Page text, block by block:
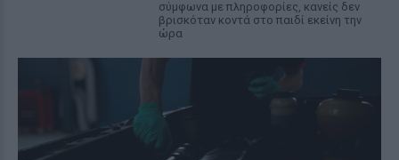
σύμφωνα με πληροφορίες, κανείς δεν
βρισκόταν κοντά στο παιδί εκείνη την
ώρα